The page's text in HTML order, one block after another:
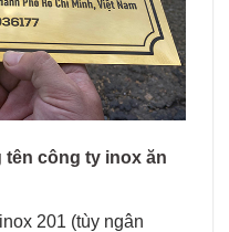
tên công ty inox ăn
201 (tùy ngân